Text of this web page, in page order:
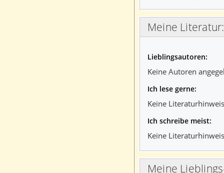
Meine Literatur:
Lieblingsautoren:
Keine Autoren
Ich lese gerne:
Keine
Ich schreibe meist:
Keine
Meine